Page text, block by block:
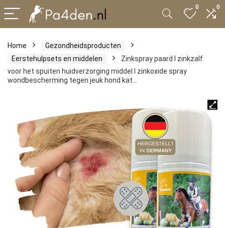
0 0
Home
Gezondheidsproducten
Eerstehulpsets en middelen
Zinkspray paard I zinkzalf
voor het spuiten huidverzorging middel I zinkoxide spray
wondbescherming tegen jeuk hond kat…